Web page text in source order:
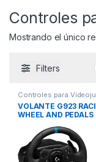
Controles
Mostrando el único
Filters
Controles para
Gaming
VOLANTE G923
WHEEL AND PEDALS